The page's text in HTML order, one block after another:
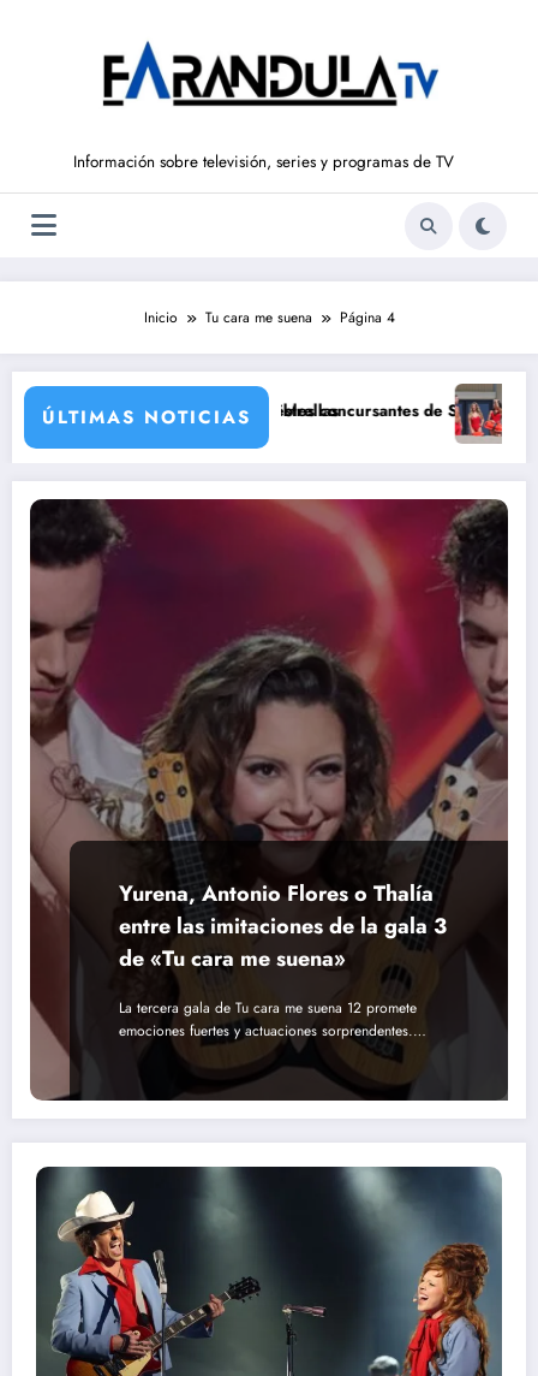
Información sobre televisión, series y programas de TV
Inicio Tu cara me suena Página 4
ÚLTIMAS NOTICIAS
de sus grandes estrellas
e Ivana Icardi, posibles concursantes de Supervivientes All Stars 3
Prime Video
Yurena, Antonio Flores o Thalía
entre las imitaciones de la gala 3
de «Tu cara me suena»
La tercera gala de Tu cara me suena 12 promete
emociones fuertes y actuaciones sorprendentes.…